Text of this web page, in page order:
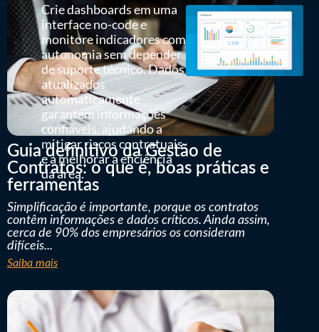
Crie dashboards em uma
interface no-code e
monitore indicadores com
autonomia sem depender
de suporte técnico. Dados
atualizados
automaticamente
garantem informações
confiáveis, ajudando a
mitigar riscos contratuais
e a melhorar a eficiência
da área.
Guia definitivo da Gestão de
Contratos: o que é, boas práticas e
ferramentas
Simplificação é importante, porque os contratos
contêm informações e dados críticos. Ainda assim,
cerca de 90% dos empresários os consideram
difíceis...
Saiba mais